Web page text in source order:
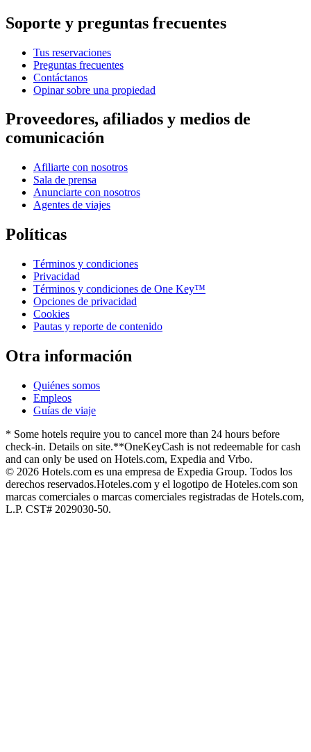
Soporte y preguntas frecuentes
Tus reservaciones
Preguntas frecuentes
Contáctanos
Opinar sobre una propiedad
Proveedores, afiliados y medios de
comunicación
Afiliarte con nosotros
Sala de prensa
Anunciarte con nosotros
Agentes de viajes
Políticas
Términos y condiciones
Privacidad
Términos y condiciones de One Key™
Opciones de privacidad
Cookies
Pautas y reporte de contenido
Otra información
Quiénes somos
Empleos
Guías de viaje
* Some hotels require you to cancel more than 24 hours before
check-in. Details on site.**OneKeyCash is not redeemable for cash
and can only be used on Hotels.com, Expedia and Vrbo.
© 2026 Hotels.com es una empresa de Expedia Group. Todos los
derechos reservados.Hoteles.com y el logotipo de Hoteles.com son
marcas comerciales o marcas comerciales registradas de Hotels.com,
L.P. CST# 2029030-50.